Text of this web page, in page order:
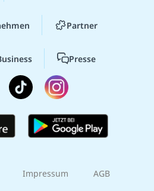
Partner
Presse
Impressum AGB